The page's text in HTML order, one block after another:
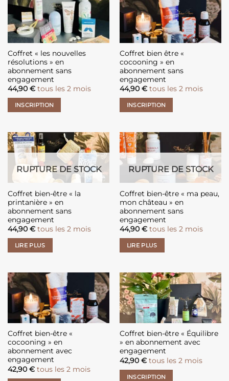
Coffret « les nouvelles
résolutions » en
abonnement sans
engagement
44,90 € tous les 2 mois
INSCRIPTION
Coffret bien être «
cocooning » en
abonnement sans
engagement
44,90 € tous les 2 mois
INSCRIPTION
RUPTURE DE STOCK
Coffret bien-être « la
printanière » en
abonnement sans
engagement
44,90 € tous les 2 mois
LIRE PLUS
RUPTURE DE STOCK
Coffret bien-être « ma peau,
mon château » en
abonnement sans
engagement
44,90 € tous les 2 mois
LIRE PLUS
Coffret bien-être «
cocooning » en
abonnement avec
engagement
42,90 € tous les 2 mois
Coffret bien-être « Équilibre
» en abonnement avec
engagement
42,90 € tous les 2 mois
INSCRIPTION